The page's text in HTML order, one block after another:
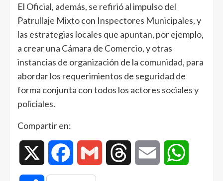
El Oficial, además, se refirió al impulso del
Patrullaje Mixto con Inspectores Municipales, y
las estrategias locales que apuntan, por ejemplo,
a crear una Cámara de Comercio, y otras
instancias de organización de la comunidad, para
abordar los requerimientos de seguridad de
forma conjunta con todos los actores sociales y
policiales.
Compartir en:
Facebook Gmail Threads Email